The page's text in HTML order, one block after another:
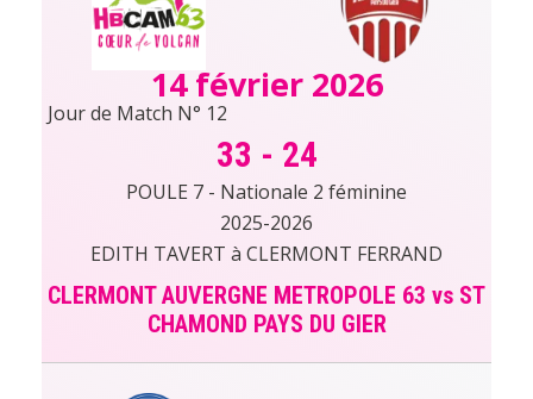
14 février 2026
Jour de Match N° 12
33 - 24
POULE 7 - Nationale 2 féminine
2025-2026
EDITH TAVERT à CLERMONT FERRAND
CLERMONT AUVERGNE METROPOLE 63 vs ST
CHAMOND PAYS DU GIER